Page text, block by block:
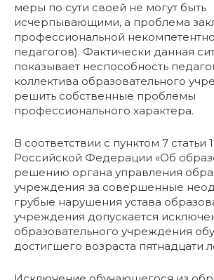
меры по сути своей не могут быть
исчерпывающими, а проблема
профессиональной
педагогов). Фактически данная
показывает неспособность
коллектива образовательного
решить собственные проблемы
профессионального характера.
В соответствии с пунктом 7 статьи
Российской Федерации «Об
решению органа управления
учреждения за совершенные
грубые нарушения устава
учреждения допускается
образовательного учреждения
достигшего возраста пятнадцати